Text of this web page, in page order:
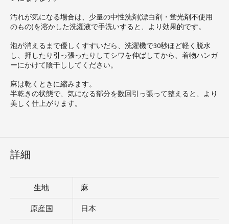
汚れが気になる場合は、少量の中性洗剤(漂白剤・蛍光剤不使用
のもの)を溶かした洗濯液で手洗いすると、より効果的です。
泡が消えるまで優しくすすいだら、洗濯機で30秒ほど軽く脱水
し、押したり引っ張ったりしてシワを伸ばしてから、着物ハンガ
ーにかけて陰干ししてください。
麻は乾くときに縮みます。
半乾きの状態で、気になる部分を数回引っ張って整えると、より
美しく仕上がります。
詳細
生地 麻
原産国 日本